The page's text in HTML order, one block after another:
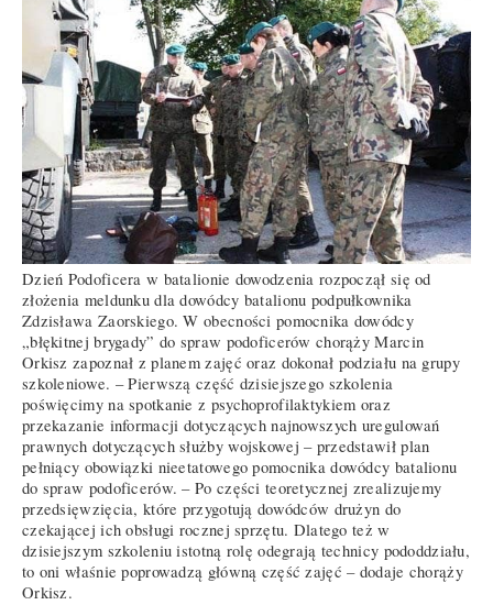
Dzień Podoficera w batalionie dowodzenia rozpoczął się od
złożenia meldunku dla dowódcy batalionu podpułkownika
Zdzisława Zaorskiego. W obecności pomocnika dowódcy
„błękitnej brygady” do spraw podoficerów chorąży Marcin
Orkisz zapoznał z planem zajęć oraz dokonał podziału na grupy
szkoleniowe. – Pierwszą część dzisiejszego szkolenia
poświęcimy na spotkanie z psychoprofilaktykiem oraz
przekazanie informacji dotyczących najnowszych uregulowań
prawnych dotyczących służby wojskowej – przedstawił plan
pełniący obowiązki nieetatowego pomocnika dowódcy batalionu
do spraw podoficerów. – Po części teoretycznej zrealizujemy
przedsięwzięcia, które przygotują dowódców drużyn do
czekającej ich obsługi rocznej sprzętu. Dlatego też w
dzisiejszym szkoleniu istotną rolę odegrają technicy pododdziału,
to oni właśnie poprowadzą główną część zajęć – dodaje chorąży
Orkisz.